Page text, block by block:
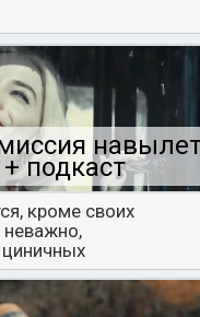
подкаст
кроме своих
неважно,